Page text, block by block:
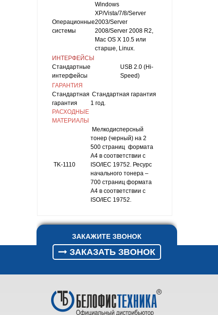
Операционные
системы
Windows
XP/Vista/7/8/Server
2003/Server
2008/Server 2008 R2,
Mac OS X 10.5 или
старше, Linux.
ИНТЕРФЕЙСЫ
Стандартные
интерфейсы
USB 2.0 (Hi-
Speed)
ГАРАНТИЯ
Стандартная
гарантия
Стандартная гарантия
1 год.
РАСХОДНЫЕ
МАТЕРИАЛЫ
TK-1110
Мелкодисперсный
тонер (черный) на 2
500 страниц формата
A4 в соответствии с
ISO/IEC 19752. Ресурс
начального тонера –
700 страниц формата
A4 в соответствии с
ISO/IEC 19752.
ЗАКАЖИТЕ ЗВОНОК
ЗАКАЗАТЬ ЗВОНОК